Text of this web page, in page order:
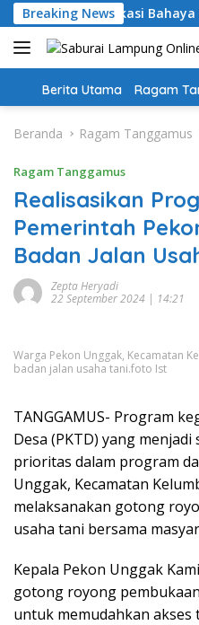
Langsung
ke
konten
Breaking News
Edukasi Bahaya
Home
Berita Utama Ragam
Beranda Ragam Tanggamus
Ragam Tanggamus
Realisasikan
Pemerintah
Badan Jalan
Zepta Heryadi
22 September 2024 | 14:21
Warga Pekon Unggak, Kecamatan
badan jalan usaha tani.foto Ist
TANGGAMUS- Program
Desa (PKTD) yang
prioritas dalam program
Unggak, Kecamatan
melaksanakan gotong
usaha tani bersama
Kepala Pekon Unggak
gotong royong
untuk memudahkan